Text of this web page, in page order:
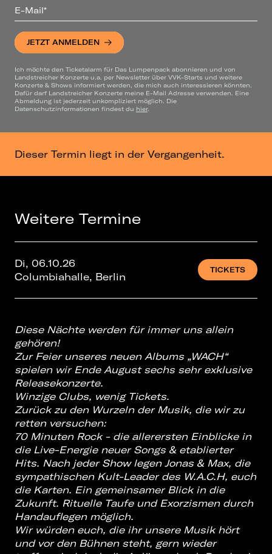
E-Mail*
JETZT ANMELDEN
Ich möchte den Ticketalarm für Das Lumpenpack abonnieren und von
Landstreicher Konzerte u.a. per Newsletter über VVK-Starts und weitere
Konzerte & Shows informiert werden, die mich auch interessieren könnten.
Dafür darf Landstreicher Konzerte meine E-Mail Adresse verwenden. Eine
Abmeldung ist jederzeit unkompliziert möglich. Die
Datenschutzinformationen findest du hier.
Dieser Termin liegt in der Vergangenheit.
Weitere Termine
Di, 06.10.26
Columbiahalle, Berlin
TICKETS
Diese Nächte werden für immer uns allein
gehören!
Zur Feier unseres neuen Albums „WACH“
spielen wir Ende August sechs sehr exklusive
Releasekonzerte.
Winzige Clubs, wenig Tickets.
Zurück zu den Wurzeln der Musik, die wir zu
retten versuchen:
70 Minuten Rock - die allerersten Einblicke in
die Live-Energie neuer Songs & etablierter
Hits. Nach jeder Show legen Jonas & Max, die
sympathischen Kult-Leader des W.A.C.H, euch
die Karten. Ein gemeinsamer Blick in die
Zukunft. Rituelle Taufe und Exorzismen durch
Handauflegen möglich.
Wir würden euch, die ihr unsere Musik hört
und vor den Bühnen steht, gern wieder